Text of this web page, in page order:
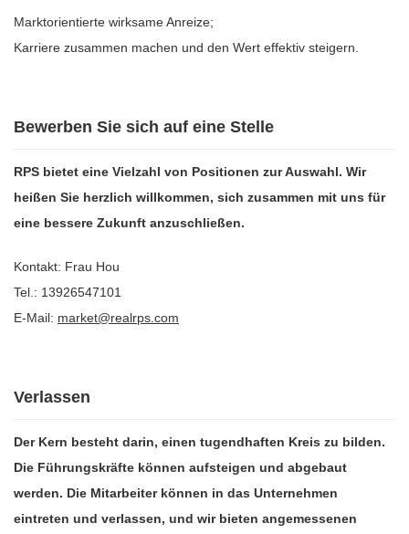
Marktorientierte wirksame Anreize;
Karriere zusammen machen und den Wert effektiv steigern.
Bewerben Sie sich auf eine Stelle
RPS bietet eine Vielzahl von Positionen zur Auswahl. Wir
heißen Sie herzlich willkommen, sich zusammen mit uns für
eine bessere Zukunft anzuschließen.
Kontakt: Frau Hou
Tel.: 13926547101
E-Mail: market@realrps.com
Verlassen
Der Kern besteht darin, einen tugendhaften Kreis zu bilden.
Die Führungskräfte können aufsteigen und abgebaut
werden. Die Mitarbeiter können in das Unternehmen
eintreten und verlassen, und wir bieten angemessenen